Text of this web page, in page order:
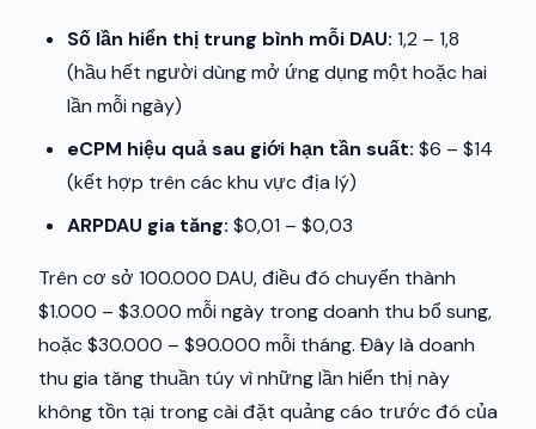
Số lần hiển thị trung bình mỗi DAU: 1,2 – 1,8
(hầu hết người dùng mở ứng dụng một hoặc hai
lần mỗi ngày)
eCPM hiệu quả sau giới hạn tần suất: $6 – $14
(kết hợp trên các khu vực địa lý)
ARPDAU gia tăng: $0,01 – $0,03
Trên cơ sở 100.000 DAU, điều đó chuyển thành
$1.000 – $3.000 mỗi ngày trong doanh thu bổ sung,
hoặc $30.000 – $90.000 mỗi tháng. Đây là doanh
thu gia tăng thuần túy vì những lần hiển thị này
không tồn tại trong cài đặt quảng cáo trước đó của